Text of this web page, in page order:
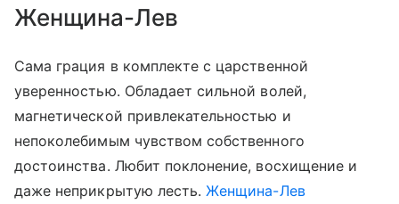
Женщина-Лев
Сама грация в комплекте с царственной
уверенностью. Обладает сильной волей,
магнетической привлекательностью и
непоколебимым чувством собственного
достоинства. Любит поклонение, восхищение и
даже неприкрытую лесть. Женщина-Лев